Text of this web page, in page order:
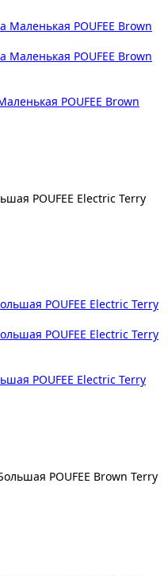
POUFEE Brown
POUFEE Electric Terry
POUFEE Electric Terry
POUFEE Brown Terry